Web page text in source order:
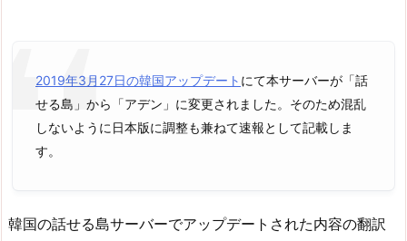
2019年3月27日の韓国アップデート にて本サーバーが「話
せる島」から「アデン」に変更されました。そのため混乱
しないように日本版に調整も兼ねて速報として記載しま
す。
韓国の話せる島サーバーでアップデートされた内容の翻訳